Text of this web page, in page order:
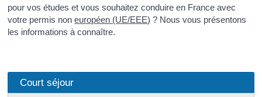
pour vos études et vous souhaitez conduire en France avec
votre permis noneuropéen (UE/EEE) ? Nous vous présentons
les informations à connaître.
Court séjour